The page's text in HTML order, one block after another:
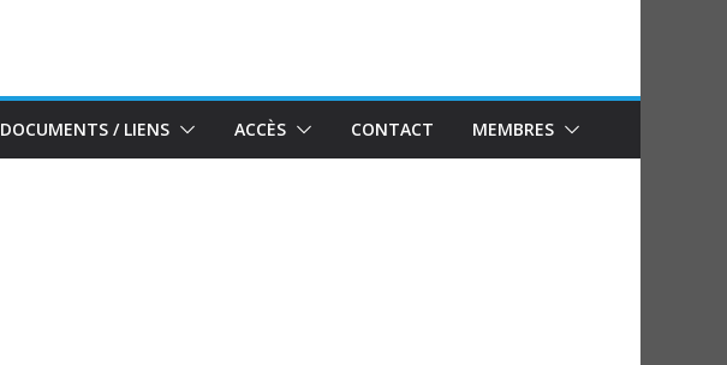
DOCUMENTS / LIENS ACCÈS CONTACT MEMBRES